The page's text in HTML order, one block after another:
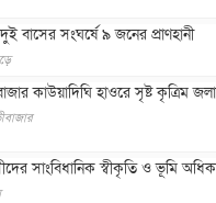
বাসের সংঘর্ষে ৯ জনের প্রাণহানী
কাউয়াদিঘি হাওরে সৃষ্ট কৃত্রিম
সাংবিধানিক স্বীকৃতি ও ভূমি